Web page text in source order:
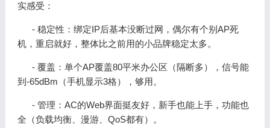
实感受：
- 稳定性：绑定IP后基本没断过网，偶尔有个别AP死
机，重启就好，整体比之前用的小品牌稳定太多。
- 覆盖：单个AP覆盖80平米办公区（隔断多），信号能
到-65dBm（手机显示3格），够用。
- 管理：AC的Web界面挺友好，新手也能上手，功能也
全（负载均衡、漫游、QoS都有）。